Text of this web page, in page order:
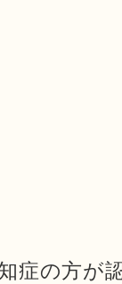
症の方が